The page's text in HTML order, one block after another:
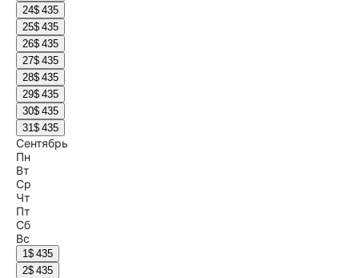
24$ 435
25$ 435
26$ 435
27$ 435
28$ 435
29$ 435
30$ 435
31$ 435
Сентябрь
Пн
Вт
Ср
Чт
Пт
Сб
Вс
1$ 435
2$ 435